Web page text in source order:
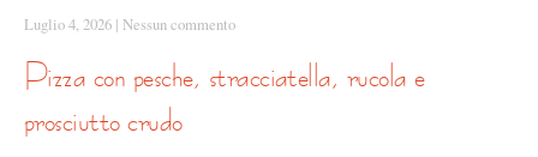
Luglio 4, 2026 | Nessun commento
pizza con pesche, stracciatella, rucola e
prosciutto crudo